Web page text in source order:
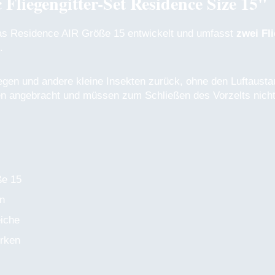
Residence AIR Größe 15 entwickelt und umfasst zwei
und andere kleine Insekten zurück, ohne den
angebracht und müssen zum Schließen des Vorzelts
15